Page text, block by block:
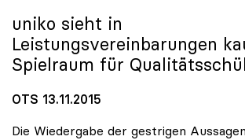
uniko sieht in
Leistungsvereinbarungen
Spielraum für
OTS 13.11.2015
Die Wiedergabe der gestrigen